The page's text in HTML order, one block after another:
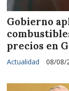
Gobierno
precios en
Actualidad 08/08/